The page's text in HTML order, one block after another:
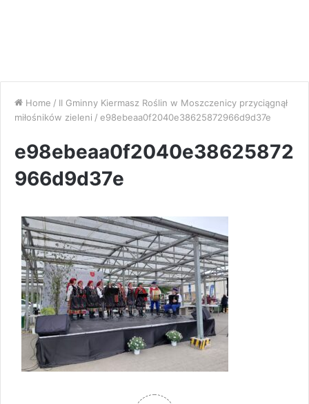
Home / II Gminny Kiermasz Roślin w Moszczenicy przyciągnął
miłośników zieleni / e98ebeaa0f2040e38625872966d9d37e
e98ebeaa0f2040e38625872
966d9d37e